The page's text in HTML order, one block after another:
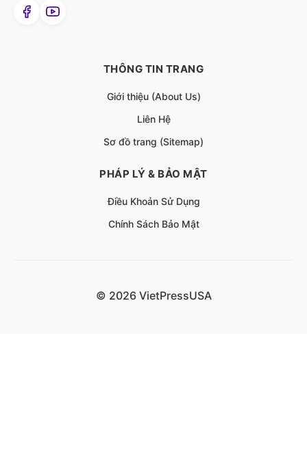
THÔNG TIN TRANG
Giới thiệu (About Us)
Liên Hệ
Sơ đồ trang (Sitemap)
PHÁP LÝ & BẢO MẬT
Điều Khoản Sử Dụng
Chính Sách Bảo Mật
© 2026 VietPressUSA